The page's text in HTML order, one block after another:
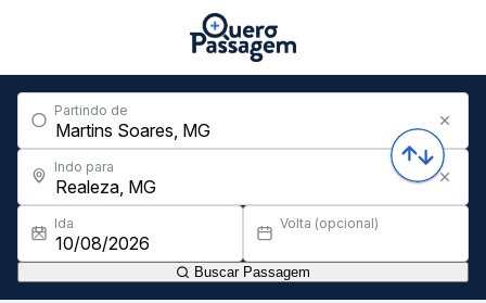
Partindo de
Indo para
Ida Volta (opcional)
Buscar Passagem